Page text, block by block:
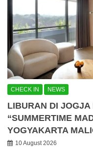
CHECK IN NEWS
LIBURAN DI JOGJA
“SUMMERTIME
YOGYAKARTA
10 August 2026